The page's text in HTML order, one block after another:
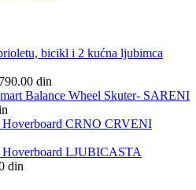
bicikl i 2 kućna ljubimca
din
Balance Wheel Skuter- SARENI
Hoverboard CRNO CRVENI
Hoverboard LJUBICASTA
din